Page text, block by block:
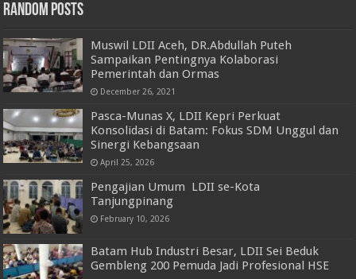
Random Posts
Muswil LDII Aceh, DR.Abdullah Puteh
Sampaikan Pentingnya Kolaborasi
Pemerintah dan Ormas
December 26, 2021
Pasca-Munas X, LDII Kepri Perkuat
Konsolidasi di Batam: Fokus SDM Unggul dan
Sinergi Kebangsaan
April 25, 2026
Pengajian Umum LDII se-Kota
Tanjungpinang
February 10, 2026
Batam Hub Industri Besar, LDII Sei Beduk
Gembleng 200 Pemuda Jadi Profesional HSE